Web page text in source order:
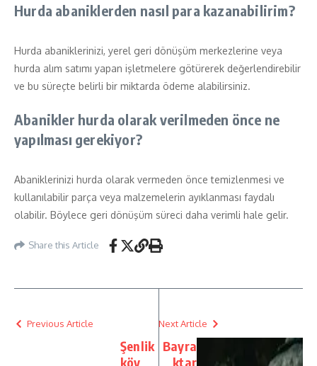
Hurda abaniklerden nasıl para kazanabilirim?
Hurda abaniklerinizi, yerel geri dönüşüm merkezlerine veya
hurda alım satımı yapan işletmelere götürerek değerlendirebilir
ve bu süreçte belirli bir miktarda ödeme alabilirsiniz.
Abanikler hurda olarak verilmeden önce ne
yapılması gerekiyor?
Abaniklerinizi hurda olarak vermeden önce temizlenmesi ve
kullanılabilir parça veya malzemelerin ayıklanması faydalı
olabilir. Böylece geri dönüşüm süreci daha verimli hale gelir.
Share this Article
Previous Article
Şenlik
köy
Next Article
Bayra
ktar